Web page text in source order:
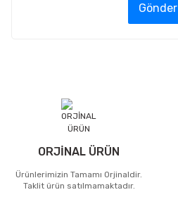
Gönder
ORJİNAL ÜRÜN
Ürünlerimizin Tamamı Orjinaldir.
Taklit ürün satılmamaktadır.